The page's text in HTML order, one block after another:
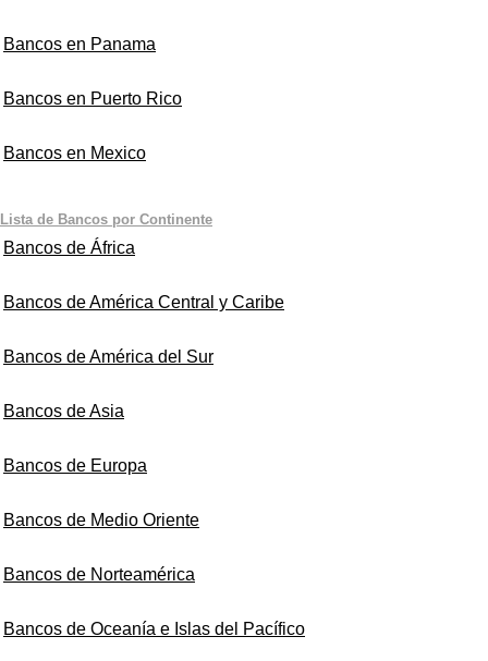
Bancos en Panama
Bancos en Puerto Rico
Bancos en Mexico
Lista de Bancos por Continente
Bancos de África
Bancos de América Central y Caribe
Bancos de América del Sur
Bancos de Asia
Bancos de Europa
Bancos de Medio Oriente
Bancos de Norteamérica
Bancos de Oceanía e Islas del Pacífico